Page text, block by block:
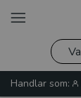
Handlar som: